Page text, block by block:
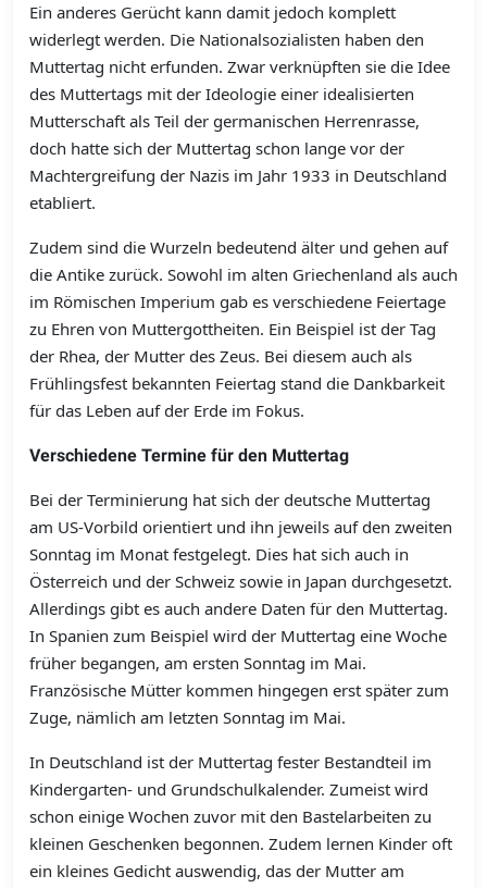
Ein anderes Gerücht kann damit jedoch komplett
widerlegt werden. Die Nationalsozialisten haben den
Muttertag nicht erfunden. Zwar verknüpften sie die Idee
des Muttertags mit der Ideologie einer idealisierten
Mutterschaft als Teil der germanischen Herrenrasse,
doch hatte sich der Muttertag schon lange vor der
Machtergreifung der Nazis im Jahr 1933 in Deutschland
etabliert.
Zudem sind die Wurzeln bedeutend älter und gehen auf
die Antike zurück. Sowohl im alten Griechenland als auch
im Römischen Imperium gab es verschiedene Feiertage
zu Ehren von Muttergottheiten. Ein Beispiel ist der Tag
der Rhea, der Mutter des Zeus. Bei diesem auch als
Frühlingsfest bekannten Feiertag stand die Dankbarkeit
für das Leben auf der Erde im Fokus.
Verschiedene Termine für den Muttertag
Bei der Terminierung hat sich der deutsche Muttertag
am US-Vorbild orientiert und ihn jeweils auf den zweiten
Sonntag im Monat festgelegt. Dies hat sich auch in
Österreich und der Schweiz sowie in Japan durchgesetzt.
Allerdings gibt es auch andere Daten für den Muttertag.
In Spanien zum Beispiel wird der Muttertag eine Woche
früher begangen, am ersten Sonntag im Mai.
Französische Mütter kommen hingegen erst später zum
Zuge, nämlich am letzten Sonntag im Mai.
In Deutschland ist der Muttertag fester Bestandteil im
Kindergarten- und Grundschulkalender. Zumeist wird
schon einige Wochen zuvor mit den Bastelarbeiten zu
kleinen Geschenken begonnen. Zudem lernen Kinder oft
ein kleines Gedicht auswendig, das der Mutter am